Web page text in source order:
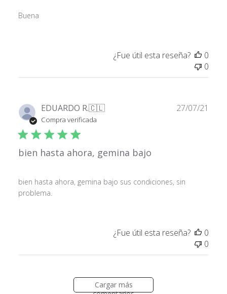
Buena
¿Fue útil esta reseña?
0
0
EDUARDO R.🇨🇱
Compra verificada
bien hasta ahora, gemina bajo
bien hasta ahora, gemina bajo sus condiciones, sin
problema.
27/07/21
¿Fue útil esta reseña?
0
0
Cargar más